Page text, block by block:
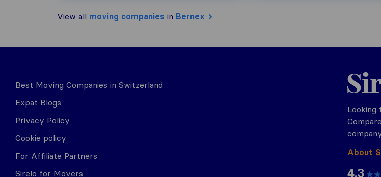
View all moving companies in Bernex
Best Moving Companies in Switzerland
Expat Blogs
Privacy Policy
Cookie policy
For Affiliate Partners
Sirelo for Movers
Sirelo.ch
Looking
About
4.3